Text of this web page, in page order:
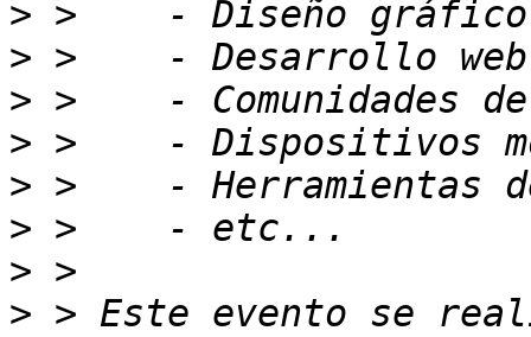
>
>
>
>
>
>
>
> > Este evento se